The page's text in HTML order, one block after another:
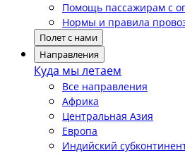
Помощь пассажирам с
Нормы и правила
Полет с нами
Направления
Куда мы летаем
Все направления
Африка
Центральная Азия
Европа
Индийский